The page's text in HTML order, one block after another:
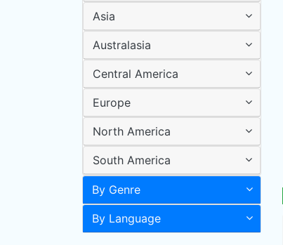
Asia
Australasia
Central America
Europe
North America
South America
By Genre
By Language